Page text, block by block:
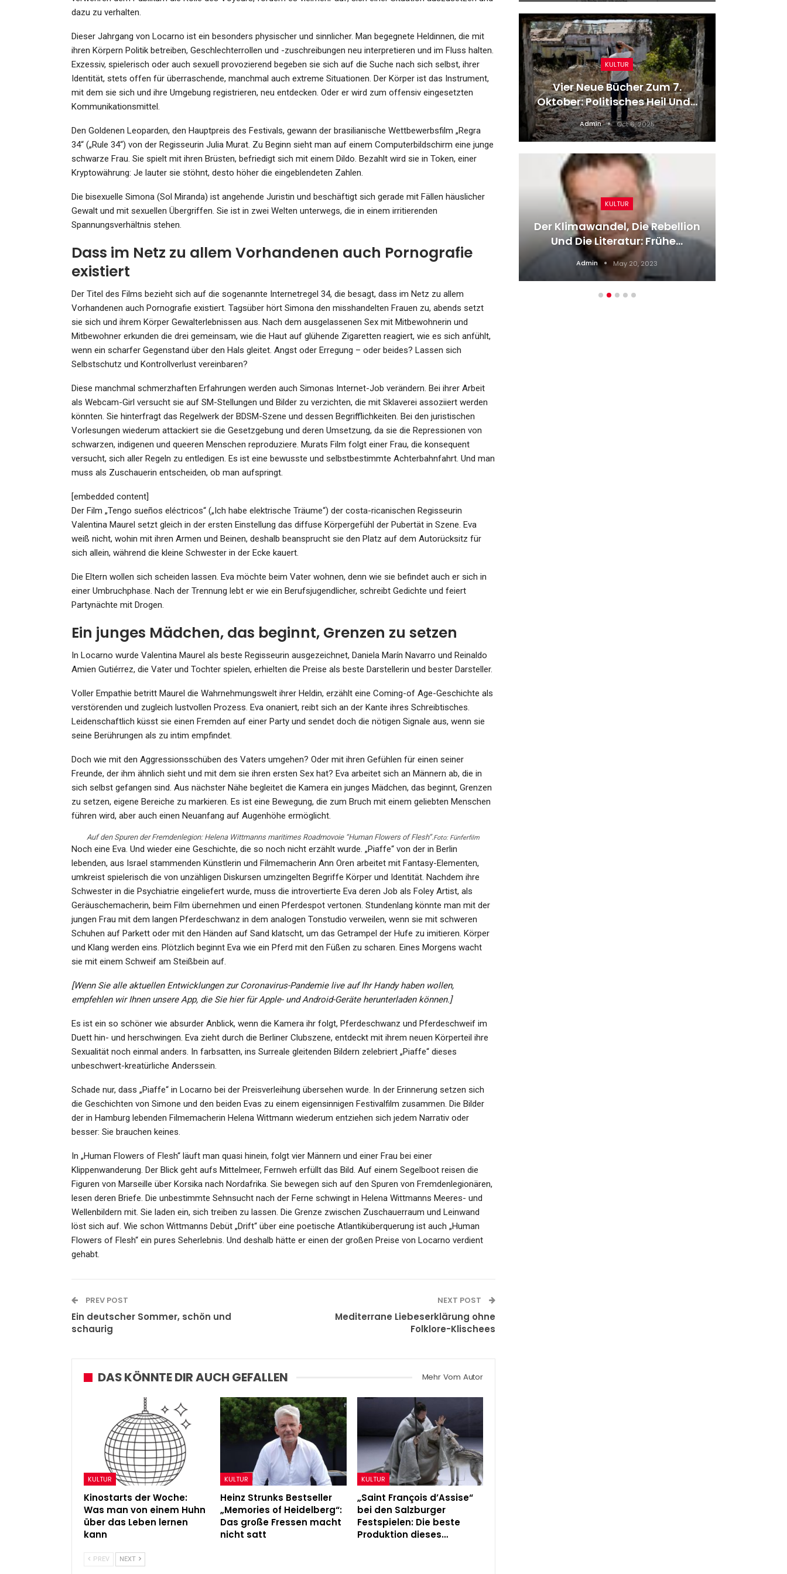
dazu zu verhalten.
Dieser Jahrgang von Locarno ist ein besonders physischer und sinnlicher. Man begegnete Heldinnen, die mit
ihren Körpern Politik betreiben, Geschlechterrollen und -zuschreibungen neu interpretieren und im Fluss halten.
Exzessiv, spielerisch oder auch sexuell provozierend begeben sie sich auf die Suche nach sich selbst, ihrer
Identität, stets offen für überraschende, manchmal auch extreme Situationen. Der Körper ist das Instrument,
mit dem sie sich und ihre Umgebung registrieren, neu entdecken. Oder er wird zum offensiv eingesetzten
Kommunikationsmittel.
Den Goldenen Leoparden, den Hauptpreis des Festivals, gewann der brasilianische Wettbewerbsfilm „Regra
34“ („Rule 34“) von der Regisseurin Julia Murat. Zu Beginn sieht man auf einem Computerbildschirm eine junge
schwarze Frau. Sie spielt mit ihren Brüsten, befriedigt sich mit einem Dildo. Bezahlt wird sie in Token, einer
Kryptowährung: Je lauter sie stöhnt, desto höher die eingeblendeten Zahlen.
Die bisexuelle Simona (Sol Miranda) ist angehende Juristin und beschäftigt sich gerade mit Fällen häuslicher
Gewalt und mit sexuellen Übergriffen. Sie ist in zwei Welten unterwegs, die in einem irritierenden
Spannungsverhältnis stehen.
Dass im Netz zu allem Vorhandenen auch Pornografie
existiert
Der Titel des Films bezieht sich auf die sogenannte Internetregel 34, die besagt, dass im Netz zu allem
Vorhandenen auch Pornografie existiert. Tagsüber hört Simona den misshandelten Frauen zu, abends setzt
sie sich und ihrem Körper Gewalterlebnissen aus. Nach dem ausgelassenen Sex mit Mitbewohnerin und
Mitbewohner erkunden die drei gemeinsam, wie die Haut auf glühende Zigaretten reagiert, wie es sich anfühlt,
wenn ein scharfer Gegenstand über den Hals gleitet. Angst oder Erregung – oder beides? Lassen sich
Selbstschutz und Kontrollverlust vereinbaren?
Diese manchmal schmerzhaften Erfahrungen werden auch Simonas Internet-Job verändern. Bei ihrer Arbeit
als Webcam-Girl versucht sie auf SM-Stellungen und Bilder zu verzichten, die mit Sklaverei assoziiert werden
könnten. Sie hinterfragt das Regelwerk der BDSM-Szene und dessen Begrifflichkeiten. Bei den juristischen
Vorlesungen wiederum attackiert sie die Gesetzgebung und deren Umsetzung, da sie die Repressionen von
schwarzen, indigenen und queeren Menschen reproduziere. Murats Film folgt einer Frau, die konsequent
versucht, sich aller Regeln zu entledigen. Es ist eine bewusste und selbstbestimmte Achterbahnfahrt. Und man
muss als Zuschauerin entscheiden, ob man aufspringt.
[embedded content]
Der Film „Tengo sueños eléctricos“ („Ich habe elektrische Träume“) der costa-ricanischen Regisseurin
Valentina Maurel setzt gleich in der ersten Einstellung das diffuse Körpergefühl der Pubertät in Szene. Eva
weiß nicht, wohin mit ihren Armen und Beinen, deshalb beansprucht sie den Platz auf dem Autorücksitz für
sich allein, während die kleine Schwester in der Ecke kauert.
Die Eltern wollen sich scheiden lassen. Eva möchte beim Vater wohnen, denn wie sie befindet auch er sich in
einer Umbruchphase. Nach der Trennung lebt er wie ein Berufsjugendlicher, schreibt Gedichte und feiert
Partynächte mit Drogen.
Ein junges Mädchen, das beginnt, Grenzen zu setzen
In Locarno wurde Valentina Maurel als beste Regisseurin ausgezeichnet, Daniela Marín Navarro und Reinaldo
Amien Gutiérrez, die Vater und Tochter spielen, erhielten die Preise als beste Darstellerin und bester Darsteller.
Voller Empathie betritt Maurel die Wahrnehmungswelt ihrer Heldin, erzählt eine Coming-of Age-Geschichte als
verstörenden und zugleich lustvollen Prozess. Eva onaniert, reibt sich an der Kante ihres Schreibtisches.
Leidenschaftlich küsst sie einen Fremden auf einer Party und sendet doch die nötigen Signale aus, wenn sie
seine Berührungen als zu intim empfindet.
Doch wie mit den Aggressionsschüben des Vaters umgehen? Oder mit ihren Gefühlen für einen seiner
Freunde, der ihm ähnlich sieht und mit dem sie ihren ersten Sex hat? Eva arbeitet sich an Männern ab, die in
sich selbst gefangen sind. Aus nächster Nähe begleitet die Kamera ein junges Mädchen, das beginnt, Grenzen
zu setzen, eigene Bereiche zu markieren. Es ist eine Bewegung, die zum Bruch mit einem geliebten Menschen
führen wird, aber auch einen Neuanfang auf Augenhöhe ermöglicht.
Auf den Spuren der Fremdenlegion: Helena Wittmanns maritimes Roadmovoie “Human Flowers of Flesh”.Foto: Fünferfilm
Noch eine Eva. Und wieder eine Geschichte, die so noch nicht erzählt wurde. „Piaffe“ von der in Berlin
lebenden, aus Israel stammenden Künstlerin und Filmemacherin Ann Oren arbeitet mit Fantasy-Elementen,
umkreist spielerisch die von unzähligen Diskursen umzingelten Begriffe Körper und Identität. Nachdem ihre
Schwester in die Psychiatrie eingeliefert wurde, muss die introvertierte Eva deren Job als Foley Artist, als
Geräuschemacherin, beim Film übernehmen und einen Pferdespot vertonen. Stundenlang könnte man mit der
jungen Frau mit dem langen Pferdeschwanz in dem analogen Tonstudio verweilen, wenn sie mit schweren
Schuhen auf Parkett oder mit den Händen auf Sand klatscht, um das Getrampel der Hufe zu imitieren. Körper
und Klang werden eins. Plötzlich beginnt Eva wie ein Pferd mit den Füßen zu scharen. Eines Morgens wacht
sie mit einem Schweif am Steißbein auf.
[Wenn Sie alle aktuellen Entwicklungen zur Coronavirus-Pandemie live auf Ihr Handy haben wollen,
empfehlen wir Ihnen unsere App, die Sie hier für Apple- und Android-Geräte herunterladen können.]
Es ist ein so schöner wie absurder Anblick, wenn die Kamera ihr folgt, Pferdeschwanz und Pferdeschweif im
Duett hin- und herschwingen. Eva zieht durch die Berliner Clubszene, entdeckt mit ihrem neuen Körperteil ihre
Sexualität noch einmal anders. In farbsatten, ins Surreale gleitenden Bildern zelebriert „Piaffe“ dieses
unbeschwert-kreatürliche Anderssein.
Schade nur, dass „Piaffe“ in Locarno bei der Preisverleihung übersehen wurde. In der Erinnerung setzen sich
die Geschichten von Simone und den beiden Evas zu einem eigensinnigen Festivalfilm zusammen. Die Bilder
der in Hamburg lebenden Filmemacherin Helena Wittmann wiederum entziehen sich jedem Narrativ oder
besser: Sie brauchen keines.
In „Human Flowers of Flesh“ läuft man quasi hinein, folgt vier Männern und einer Frau bei einer
Klippenwanderung. Der Blick geht aufs Mittelmeer, Fernweh erfüllt das Bild. Auf einem Segelboot reisen die
Figuren von Marseille über Korsika nach Nordafrika. Sie bewegen sich auf den Spuren von Fremdenlegionären,
lesen deren Briefe. Die unbestimmte Sehnsucht nach der Ferne schwingt in Helena Wittmanns Meeres- und
Wellenbildern mit. Sie laden ein, sich treiben zu lassen. Die Grenze zwischen Zuschauerraum und Leinwand
löst sich auf. Wie schon Wittmanns Debüt „Drift“ über eine poetische Atlantiküberquerung ist auch „Human
Flowers of Flesh“ ein pures Seherlebnis. Und deshalb hätte er einen der großen Preise von Locarno verdient
gehabt.
PREV POST
Ein deutscher Sommer, schön und
schaurig
NEXT POST
Mediterrane Liebeserklärung ohne
Folklore-Klischees
DAS KÖNNTE DIR AUCH GEFALLEN Mehr Vom Autor
KULTUR
Kinostarts der Woche:
Was man von einem Huhn
über das Leben lernen
kann
KULTUR
Heinz Strunks Bestseller
„Memories of Heidelberg“:
Das große Fressen macht
nicht satt
KULTUR
„Saint François d’Assise“
bei den Salzburger
Festspielen: Die beste
Produktion dieses…
PREV NEXT
GESUNDHEIT
Nigeria: 9 Tote Bei
Zusammenstoß Von LKW Und
Bus In Nigeria
Alba Berlin Gibt Die Richtung
KULTUR
Robin Ticciati Dirigiert Gustav
Mahler: Heiteres Musizieren…
Rundgang Über Die
May 22, 2021
KULTUR
Vier Neue Bücher Zum 7.
Oktober: Politisches Heil Und…
Admin Oct 6, 2025
KULTUR
Der Klimawandel, Die Rebellion
Und Die Literatur: Frühe…
Admin May 20, 2023